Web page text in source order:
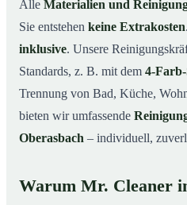
Alle Materialien und
Sie entstehen keine Extrakosten
inklusive. Unsere
Standards, z. B. mit dem 4-
Trennung von Bad, Küche,
bieten wir umfassende
Oberasbach – individuell,
Warum Mr. Cleaner